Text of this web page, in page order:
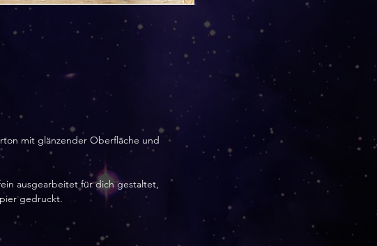
mit glänzender Oberfläche und
ausgearbeitet für dich gestaltet,
gedruckt.